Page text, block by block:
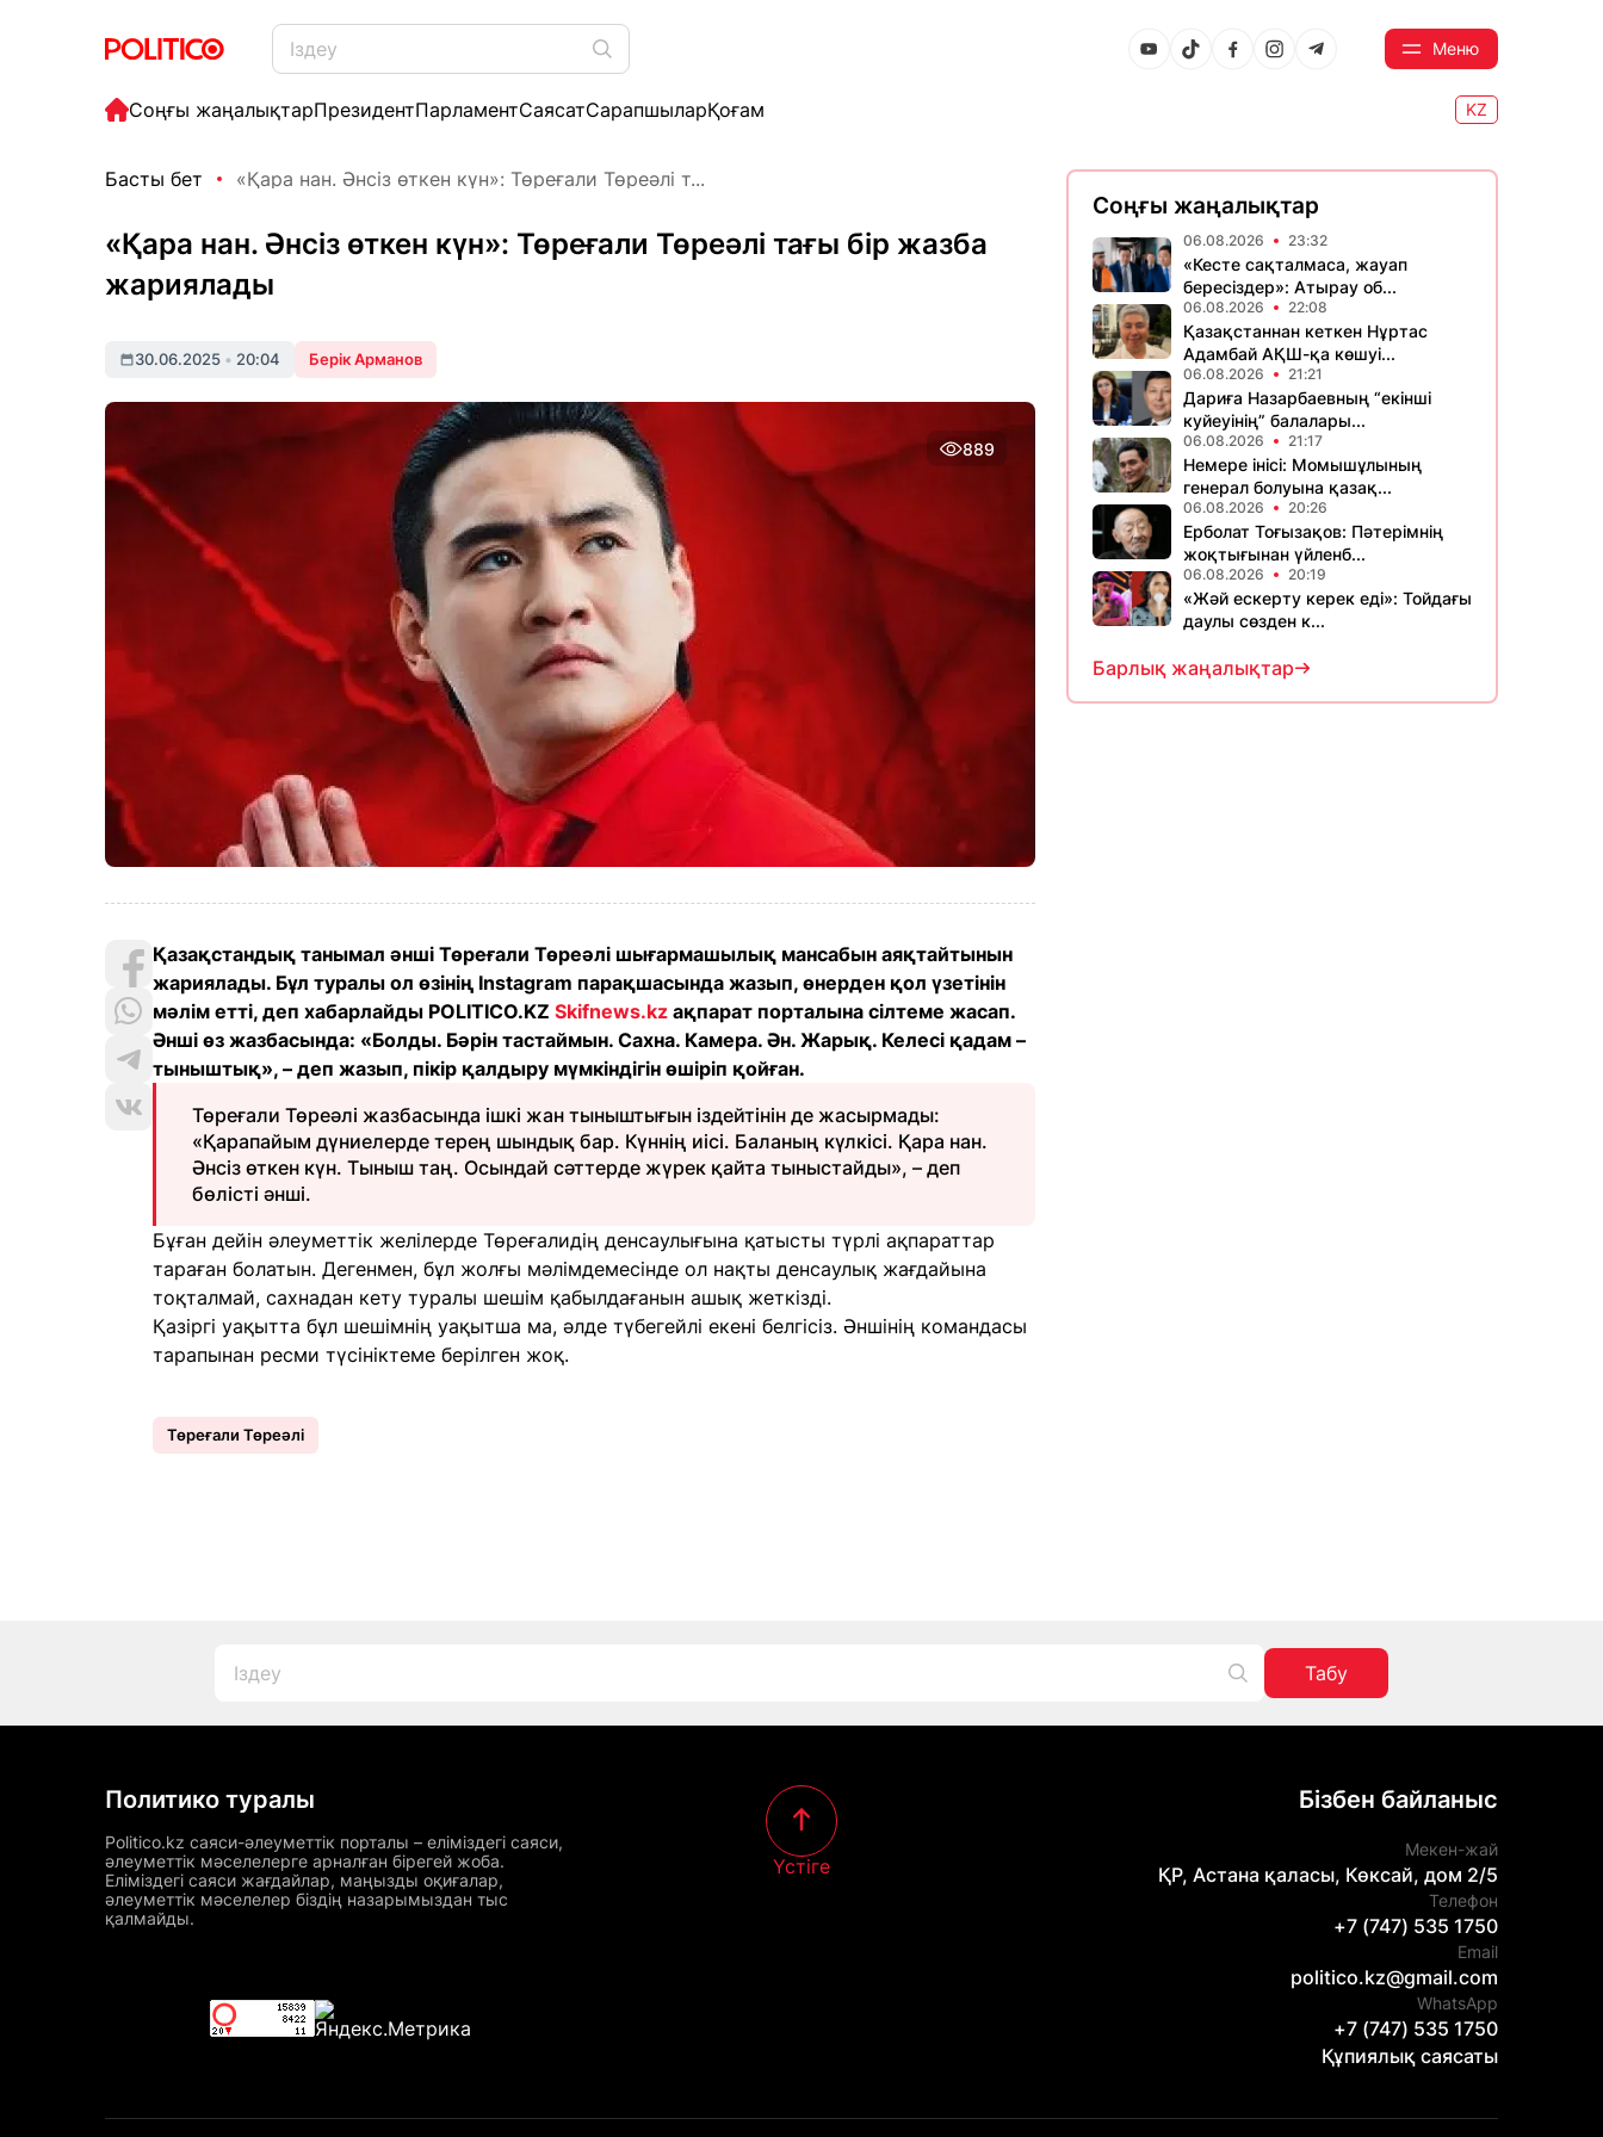
Меню
Соңғы жаңалықтарПрезидентПарламентСаясатСарапшыларҚоғам KZ
Басты бет «Қара нан. Әнсіз өткен күн»: Төреғали Төреәлі т...
«Қара нан. Әнсіз өткен күн»: Төреғали Төреәлі тағы бір жазба
жариялады
30.06.2025 • 20:04 Берік Арманов
889
Қазақстандық танымал әнші Төреғали Төреәлі шығармашылық мансабын аяқтайтынын
жариялады. Бұл туралы ол өзінің Instagram парақшасында жазып, өнерден қол үзетінін
мәлім етті, деп хабарлайды POLITICO.KZ Skifnews.kz ақпарат порталына сілтеме жасап.
Әнші өз жазбасында: «Болды. Бәрін тастаймын. Сахна. Камера. Ән. Жарық. Келесі қадам –
тыныштық», – деп жазып, пікір қалдыру мүмкіндігін өшіріп қойған.
Төреғали Төреәлі жазбасында ішкі жан тыныштығын іздейтінін де жасырмады:
«Қарапайым дүниелерде терең шындық бар. Күннің иісі. Баланың күлкісі. Қара нан.
Әнсіз өткен күн. Тыныш таң. Осындай сәттерде жүрек қайта тыныстайды», – деп
бөлісті әнші.
Бұған дейін әлеуметтік желілерде Төреғалидің денсаулығына қатысты түрлі ақпараттар
тараған болатын. Дегенмен, бұл жолғы мәлімдемесінде ол нақты денсаулық жағдайына
тоқталмай, сахнадан кету туралы шешім қабылдағанын ашық жеткізді.
Қазіргі уақытта бұл шешімнің уақытша ма, әлде түбегейлі екені белгісіз. Әншінің командасы
тарапынан ресми түсініктеме берілген жоқ.
Төреғали Төреәлі
Соңғы жаңалықтар
06.08.2026 23:32
«Кесте сақталмаса, жауап
бересіздер»: Атырау об...
06.08.2026 22:08
Қазақстаннан кеткен Нұртас
Адамбай АҚШ-қа көшуі...
06.08.2026 21:21
Дариға Назарбаевның “екінші
куйеуінің” балалары...
06.08.2026 21:17
Немере інісі: Момышұлының
генерал болуына қазақ...
06.08.2026 20:26
Ерболат Тоғызақов: Пәтерімнің
жоқтығынан үйленб...
06.08.2026 20:19
«Жәй ескерту керек еді»: Тойдағы
даулы сөзден к...
Барлық жаңалықтар
Табу
Политико туралы
Politico.kz саяси-әлеуметтік порталы – еліміздегі саяси,
әлеуметтік мәселелерге арналған бірегей жоба.
Еліміздегі саяси жағдайлар, маңызды оқиғалар,
әлеуметтік мәселелер біздің назарымыздан тыс
қалмайды.
Үстіге
Бізбен байланыс
Мекен-жай
ҚР, Астана қаласы, Көксай, дом 2/5
Телефон
+7 (747) 535 1750
Email
politico.kz@gmail.com
WhatsApp
+7 (747) 535 1750
Құпиялық саясаты